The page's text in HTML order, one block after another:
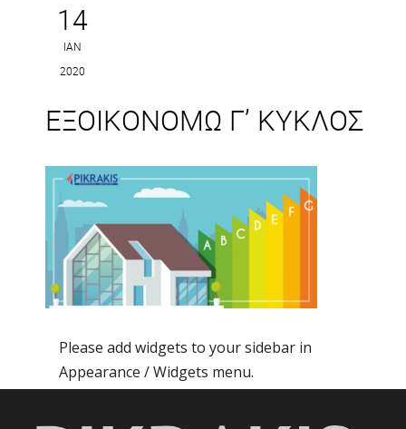
14
ΙΑΝ
2020
ΕΞΟΙΚΟΝΟΜΩ Γ’ ΚΥΚΛΟΣ
Please add widgets to your sidebar in
Appearance / Widgets menu.